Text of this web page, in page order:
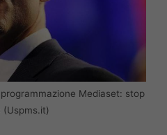
Mediaset: stop
(Uspms.it)